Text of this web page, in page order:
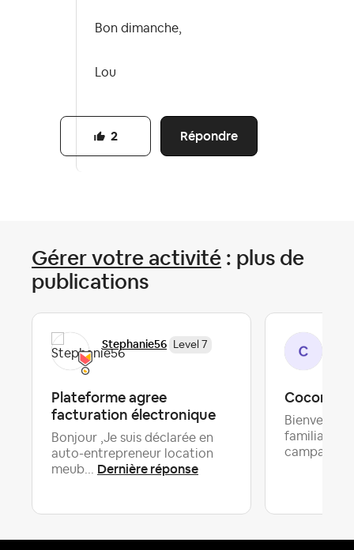
Bon dimanche,
Lou
Répondre
2
Gérer votre activité : plus de
publications
Stephanie56 Level 7
Plateforme agree
facturation électronique
Bonjour ,Je suis déclarée en
auto-entrepreneur location
meub... Dernière réponse
Cocon à
Bienvenue
familiale